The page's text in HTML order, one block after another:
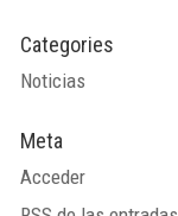
Categories
Noticias
Meta
Acceder